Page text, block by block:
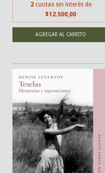
2 cuotas sin interés de
$12.500,00